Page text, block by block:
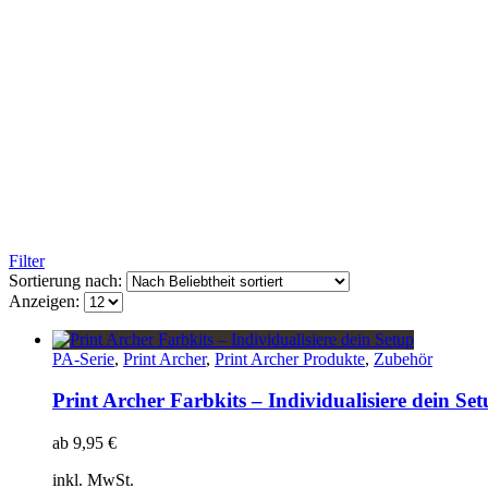
Filter
Sortierung nach:
Anzeigen:
PA-Serie, Print Archer, Print Archer Produkte, Zubehör
Print Archer Farbkits – Individualisiere dein
ab 9,95 €
inkl. MwSt.